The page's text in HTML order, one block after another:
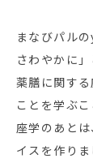
まなびパル
さわやかに
薬膳に関す
ことを学ぶこ
座学のあと
イスを作りま